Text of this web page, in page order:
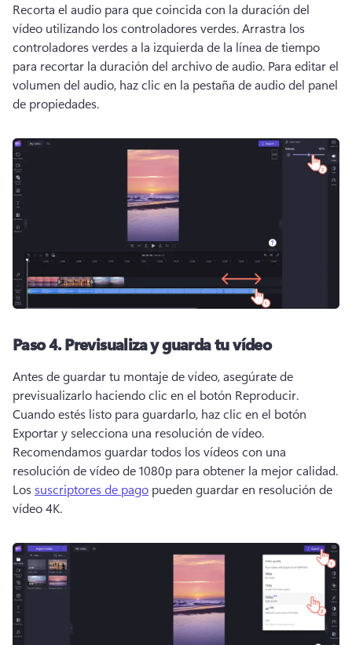
Recorta el audio para que coincida con la duración del
vídeo utilizando los controladores verdes. Arrastra los
controladores verdes a la izquierda de la línea de tiempo
para recortar la duración del archivo de audio. Para editar el
volumen del audio, haz clic en la pestaña de audio del panel
de propiedades.
Paso 4.Previsualiza y guarda tu vídeo
Antes de guardar tu montaje de vídeo, asegúrate de
Cuando estés listo para guardarlo, haz clic en el botón
Recomendamos guardar todos los vídeos con una
Los suscriptores de pago pueden guardar en resolución de
vídeo 4K.